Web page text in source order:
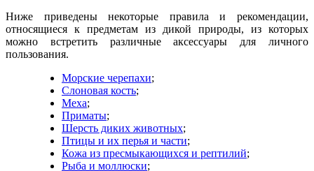
Ниже приведены некоторые правила и рекомендации,
относящиеся к предметам из дикой природы, из которых
можно встретить различные аксессуары для личного
пользования.
Морские черепахи;
Слоновая кость;
Меха;
Приматы;
Шерсть диких животных;
Птицы и их перья и части;
Кожа из пресмыкающихся и рептилий;
Рыба и моллюски;